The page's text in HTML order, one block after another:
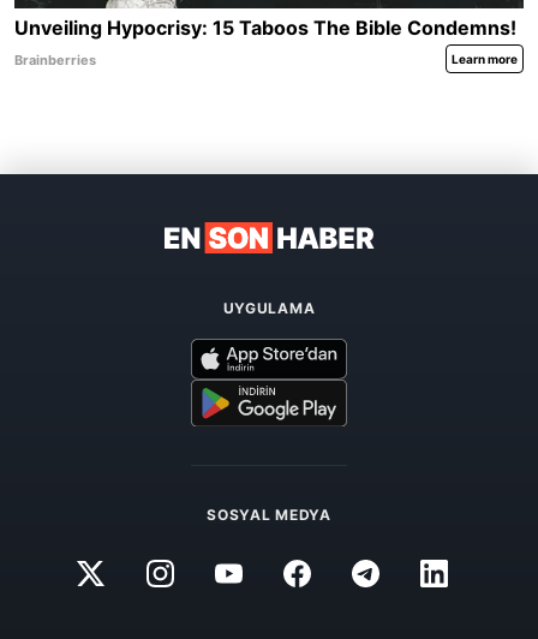
UYGULAMA
SOSYAL MEDYA